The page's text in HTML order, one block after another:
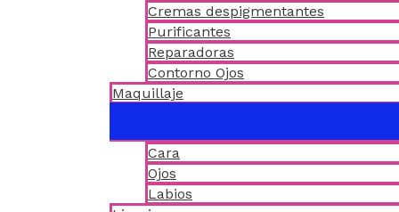
Cremas despigmentantes
Purificantes
Reparadoras
Contorno Ojos
Maquillaje
Cara
Ojos
Labios